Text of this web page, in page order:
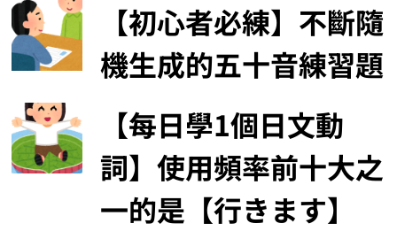
【初心者必練】不斷隨
機生成的五十音練習題
【每日學1個日文動
詞】使用頻率前十大之
一的是【行きます】